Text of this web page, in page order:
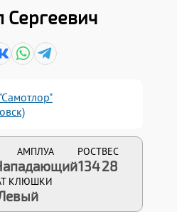
Сергеевич
АМПЛУА РОСТ
134
ВЕС
28
КЛЮШКИ